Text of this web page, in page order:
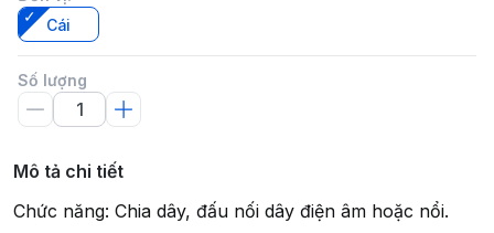
Cái
Số lượng
Mô tả chi tiết
Chức năng: Chia dây, đấu nối dây điện âm hoặc nổi.